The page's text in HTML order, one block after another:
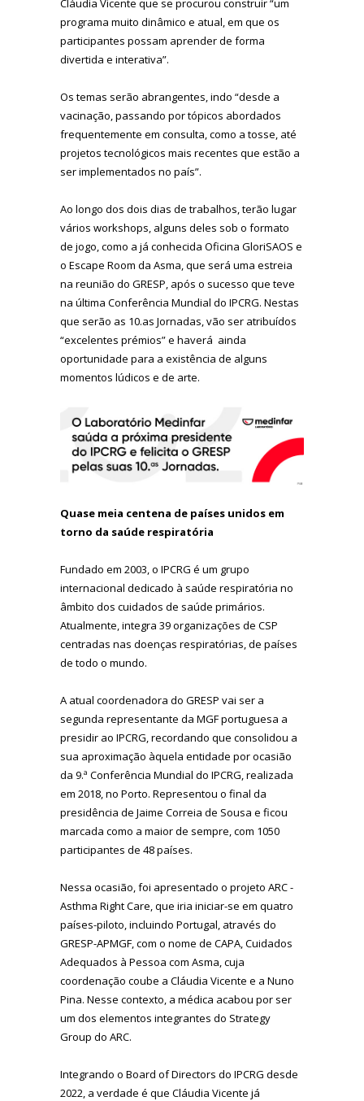
Cláudia Vicente que se procurou construir “um
programa muito dinâmico e atual, em que os
participantes possam aprender de forma
divertida e interativa”.
Os temas serão abrangentes, indo “desde a
vacinação, passando por tópicos abordados
frequentemente em consulta, como a tosse, até
projetos tecnológicos mais recentes que estão a
ser implementados no país”.
Ao longo dos dois dias de trabalhos, terão lugar
vários workshops, alguns deles sob o formato
de jogo, como a já conhecida Oficina GloriSAOS e
o Escape Room da Asma, que será uma estreia
na reunião do GRESP, após o sucesso que teve
na última Conferência Mundial do IPCRG. Nestas
que serão as 10.as Jornadas, vão ser atribuídos
“excelentes prémios” e haverá ainda
oportunidade para a existência de alguns
momentos lúdicos e de arte.
Quase meia centena de países unidos em
torno da saúde respiratória
Fundado em 2003, o IPCRG é um grupo
internacional dedicado à saúde respiratória no
âmbito dos cuidados de saúde primários.
Atualmente, integra 39 organizações de CSP
centradas nas doenças respiratórias, de países
de todo o mundo.
A atual coordenadora do GRESP vai ser a
segunda representante da MGF portuguesa a
presidir ao IPCRG, recordando que consolidou a
sua aproximação àquela entidade por ocasião
da 9.ª Conferência Mundial do IPCRG, realizada
em 2018, no Porto. Representou o final da
presidência de Jaime Correia de Sousa e ficou
marcada como a maior de sempre, com 1050
participantes de 48 países.
Nessa ocasião, foi apresentado o projeto ARC -
Asthma Right Care, que iria iniciar-se em quatro
países-piloto, incluindo Portugal, através do
GRESP-APMGF, com o nome de CAPA, Cuidados
Adequados à Pessoa com Asma, cuja
coordenação coube a Cláudia Vicente e a Nuno
Pina. Nesse contexto, a médica acabou por ser
um dos elementos integrantes do Strategy
Group do ARC.
Integrando o Board of Directors do IPCRG desde
2022, a verdade é que Cláudia Vicente já